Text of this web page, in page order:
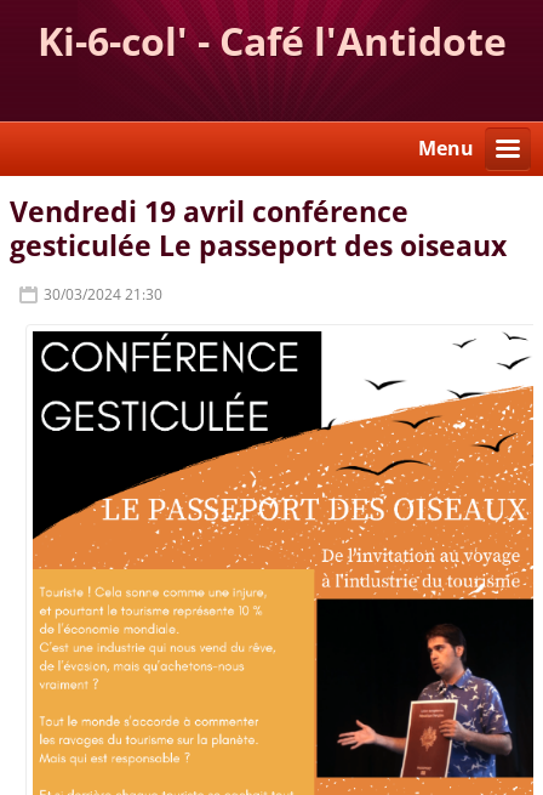
Ki-6-col' - Café l'Antidote
Menu
Vendredi 19 avril conférence
gesticulée Le passeport des oiseaux
30/03/2024 21:30